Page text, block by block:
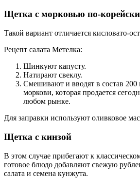
Щетка с морковью по-корейски
Такой вариант отличается кисловато-
Рецепт салата Метелка:
Шинкуют капусту.
Натирают свеклу.
Смешивают и вводят в состав 200
моркови, которая продается
любом рынке.
Для заправки используют оливковое
Щетка с кинзой
В этом случае прибегают к
готовое блюдо добавляют свежую
салата и семена кунжута.